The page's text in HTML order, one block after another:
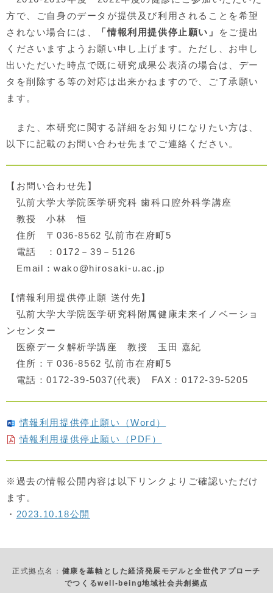
方で、ご自身のデータが提供及び利用されることを希望
されない場合には、
「情報利用提供停止願い」
をご提出
くださいますようお願い申し上げます。ただし、お申し
出いただいた時点で既に研究成果公表済の場合は、デー
タを削除する等の対応は出来かねますので、ご了承願い
ます。
また、本研究に関する詳細をお知りになりたい方は、
以下に記載のお問い合わせ先までご連絡ください。
【お問い合わせ先】
弘前大学大学院医学研究科 歯科口腔外科学講座
教授 小林 恒
住所 〒036-8562 弘前市在府町5
電話 ：0172－ 39 － 5126
Email：wako@hirosaki-u.ac.jp
【情報利用提供停止願 送付先】
弘前大学大学院医学研究科附属健康未来イノベーショ
ンセンター
医療データ解析学講座 教授 玉田 嘉紀
住所：〒036-8562 弘前市在府町5
電話：0172-39-5037(代表) FAX：0172-39-5205
情報利用提供停止願い（Word）
情報利用提供停止願い（PDF）
※過去の情報公開内容は以下リンクよりご確認いただけ
ます。
・ 2023.10.18公開
正式拠点名： 健康を基軸とした経済発展モデルと全世代アプローチ
でつくるwell-being地域社会共創拠点